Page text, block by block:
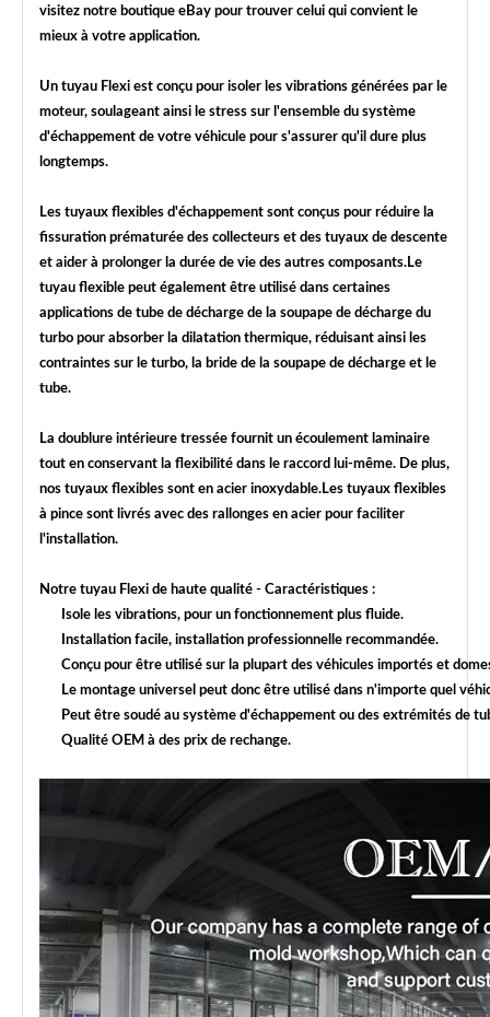
visitez notre boutique eBay pour trouver celui qui convient le
mieux à votre application.
Un tuyau Flexi est conçu pour isoler les vibrations générées par le
moteur, soulageant ainsi le stress sur l'ensemble du système
d'échappement de votre véhicule pour s'assurer qu'il dure plus
longtemps.
Les tuyaux flexibles d'échappement sont conçus pour réduire la
fissuration prématurée des collecteurs et des tuyaux de descente
et aider à prolonger la durée de vie des autres composants.Le
tuyau flexible peut également être utilisé dans certaines
applications de tube de décharge de la soupape de décharge du
turbo pour absorber la dilatation thermique, réduisant ainsi les
contraintes sur le turbo, la bride de la soupape de décharge et le
tube.
La doublure intérieure tressée fournit un écoulement laminaire
tout en conservant la flexibilité dans le raccord lui-même. De plus,
nos tuyaux flexibles sont en acier inoxydable.Les tuyaux flexibles
à pince sont livrés avec des rallonges en acier pour faciliter
l'installation.
Notre tuyau Flexi de haute qualité - Caractéristiques :
Isole les vibrations, pour un fonctionnement plus fluide.
Installation facile, installation professionnelle recommandée.
Conçu pour être utilisé sur la plupart des véhicules importés et
Le montage universel peut donc être utilisé dans n'importe quel
Peut être soudé au système d'échappement ou des extrémités de
Qualité OEM à des prix de rechange.